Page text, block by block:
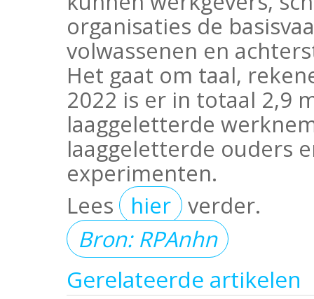
organisaties de
volwassenen en
Het gaat om taal,
2022 is er in totaal 2,9
laaggeletterde
laaggeletterde ouders
experimenten.
Lees
hier verder.
Bron: RPAnhn
Gerelateerde artikelen